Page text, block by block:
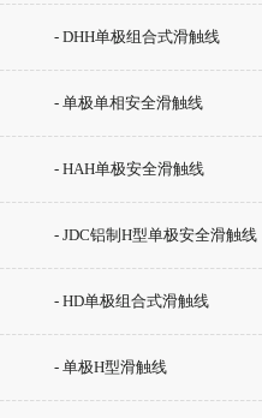
- DHH单极组合式滑触线
- 单极单相安全滑触线
- HAH单极安全滑触线
- JDC铝制H型单极安全滑触线
- HD单极组合式滑触线
- 单极H型滑触线